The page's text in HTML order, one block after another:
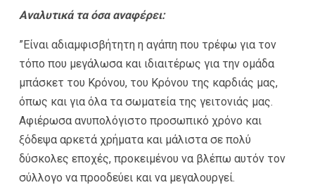
Αναλυτικά τα όσα αναφέρει:
”Είναι αδιαμφισβήτητη η αγάπη που τρέφω για τον
τόπο που μεγάλωσα και ιδιαιτέρως για την ομάδα
μπάσκετ του Κρόνου, του Κρόνου της καρδιάς μας,
όπως και για όλα τα σωματεία της γειτονιάς μας.
Αφιέρωσα ανυπολόγιστο προσωπικό χρόνο και
ξόδεψα αρκετά χρήματα και μάλιστα σε πολύ
δύσκολες εποχές, προκειμένου να βλέπω αυτόν τον
σύλλογο να προοδεύει και να μεγαλουργεί.